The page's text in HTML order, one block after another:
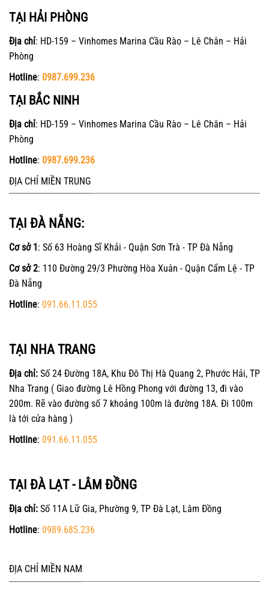
TẠI HẢI PHÒNG
Địa chỉ: HD-159 – Vinhomes Marina Cầu Rào – Lê Chân – Hải
Phòng
Hotline: 0987.699.236
TẠI BẮC NINH
Địa chỉ: HD-159 – Vinhomes Marina Cầu Rào – Lê Chân – Hải
Phòng
Hotline: 0987.699.236
ĐỊA CHỈ MIỀN TRUNG
TẠI ĐÀ NẴNG:
Cơ sở 1: Số 63 Hoàng Sĩ Khải - Quận Sơn Trà - TP Đà Nẵng
Cơ sở 2: 110 Đường 29/3 Phường Hòa Xuân - Quận Cẩm Lệ - TP
Đà Nẵng
Hotline: 091.66.11.055
TẠI NHA TRANG
Địa chỉ: Số 24 Đường 18A, Khu Đô Thị Hà Quang 2, Phước Hải, TP
Nha Trang ( Giao đường Lê Hồng Phong với đường 13, đi vào
200m. Rẽ vào đường số 7 khoảng 100m là đường 18A. Đi 100m
là tới cửa hàng )
Hotline: 091.66.11.055
TẠI ĐÀ LẠT - LÂM ĐỒNG
Địa chỉ: Số 11A Lữ Gia, Phường 9, TP Đà Lạt, Lâm Đồng
Hotline: 0989.685.236
ĐỊA CHỈ MIỀN NAM